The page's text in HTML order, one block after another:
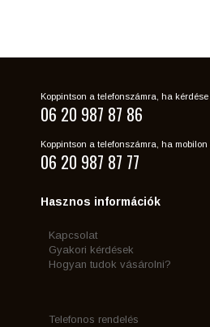
Koppintson a telefonszámra, ha
06 20 987 87 86
Koppintson a telefonszámra, ha
06 20 987 87 77
Hasznos információk
Kapcsolat
Gyakori kérdések
Hogyan tudok vásárolni?
Telefonos rendelés